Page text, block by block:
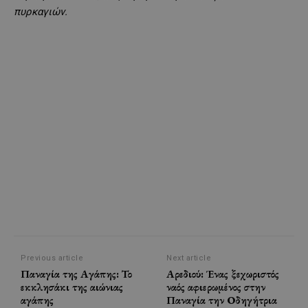
πυρκαγιών.
Previous article
Παναγία της Αγάπης: Το
εκκλησάκι της αιώνιας
αγάπης
Next article
Αρεδιού: Ένας ξεχωριστός
ναός αφιερωμένος στην
Παναγία την Οδηγήτρια